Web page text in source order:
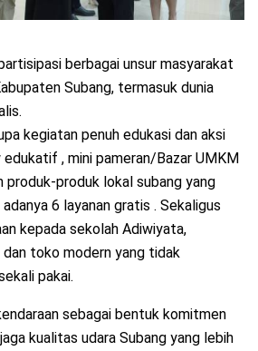
berbagai unsur masyarakat
Subang, termasuk dunia
kegiatan penuh edukasi dan aksi
, mini pameran/Bazar UMKM
produk-produk lokal subang yang
6 layanan gratis . Sekaligus
kepada sekolah Adiwiyata,
dan toko modern yang tidak
pakai.
sebagai bentuk komitmen
kualitas udara Subang yang lebih